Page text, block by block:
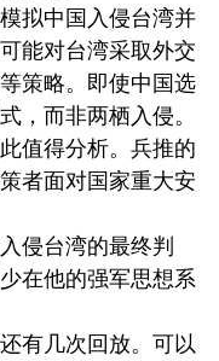
拟中国入侵台湾并
能对台湾采取外交
策略。即使中国选
，而非两栖入侵。
值得分析。兵推的
者面对国家重大安
侵台湾的最终判
在他的强军思想系
有几次回放。可以